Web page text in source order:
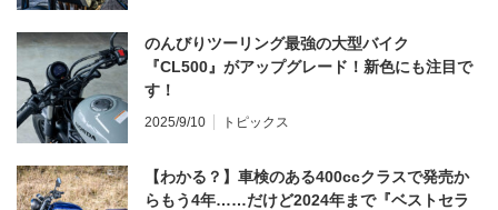
のんびりツーリング最強の大型バイク
『CL500』がアップグレード！新色にも注目で
す！
2025/9/10 トピックス
【わかる？】車検のある400ccクラスで発売か
らもう4年……だけど2024年まで『ベストセラ